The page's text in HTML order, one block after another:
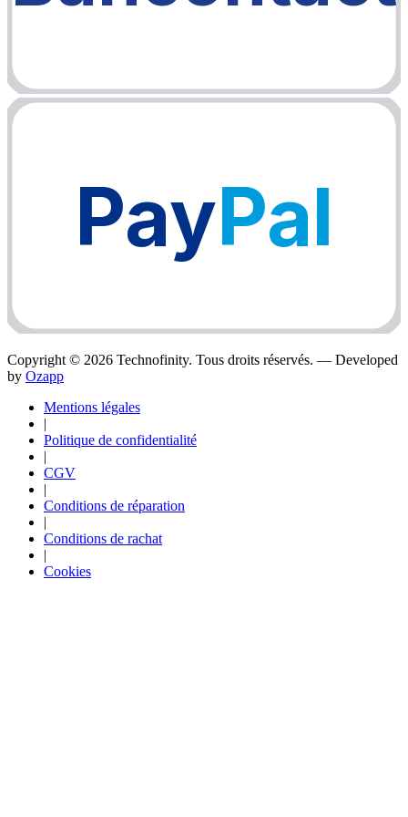
PayPal
Copyright © 2026 Technofinity. Tous droits réservés. — Developed
by Ozapp
Mentions légales
|
Politique de confidentialité
|
CGV
|
Conditions de réparation
|
Conditions de rachat
|
Cookies